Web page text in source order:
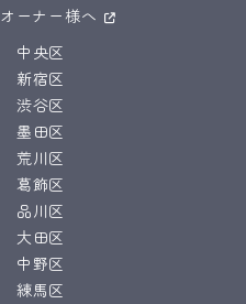
オーナー様へ
中央区
新宿区
渋谷区
墨田区
荒川区
葛飾区
品川区
大田区
中野区
練馬区